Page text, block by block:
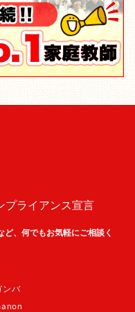
プライアンス宣言
、何でもお気軽にご相談く
ンバ